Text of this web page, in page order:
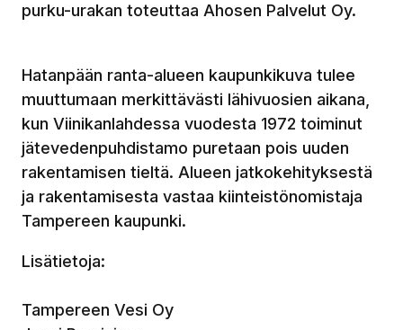
purku-urakan toteuttaa Ahosen Palvelut Oy.
Hatanpään ranta-alueen kaupunkikuva tulee
muuttumaan merkittävästi lähivuosien aikana,
kun Viinikanlahdessa vuodesta 1972 toiminut
jätevedenpuhdistamo puretaan pois uuden
rakentamisen tieltä. Alueen jatkokehityksestä
ja rakentamisesta vastaa kiinteistönomistaja
Tampereen kaupunki.
Lisätietoja:
Tampereen Vesi Oy